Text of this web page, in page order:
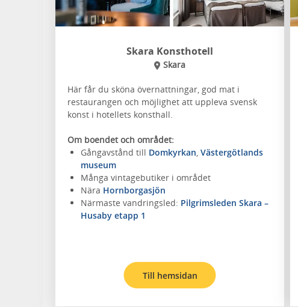
Skara Konsthotell
Skara
Här får du sköna övernattningar, god mat i
restaurangen och möjlighet att uppleva svensk
konst i hotellets konsthall.
Om boendet och området:
Gångavstånd till Domkyrkan, Västergötlands
museum
Många vintagebutiker i området
Nära Hornborgasjön
Närmaste vandringsled: Pilgrimsleden Skara –
Husaby etapp 1
Till hemsidan